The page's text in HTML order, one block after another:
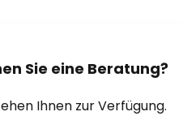
Sie eine Beratung?
Ihnen zur Verfügung.